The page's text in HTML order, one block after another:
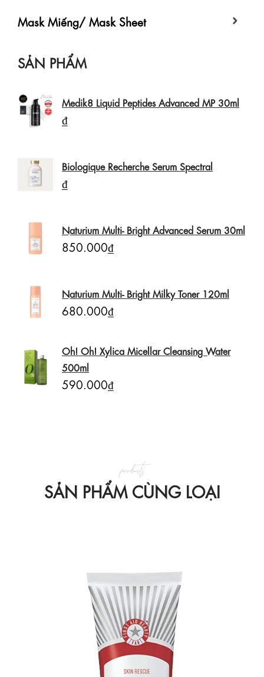
Mask Miếng/ Mask Sheet
SẢN PHẨM
Medik8 Liquid Peptides Advanced MP 30ml
₫
Biologique Recherche Serum Spectral
₫
Naturium Multi- Bright Advanced Serum 30ml
850.000₫
Naturium Multi- Bright Milky Toner 120ml
680.000₫
Oh! Oh! Xylica Micellar Cleansing Water
500ml
590.000₫
SẢN PHẨM CÙNG LOẠI
products